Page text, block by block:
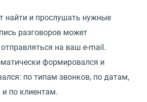
найти и прослушать нужные
разговоров может
на ваш e-mail.
формировался и
по типам звонков, по датам,
по клиентам.